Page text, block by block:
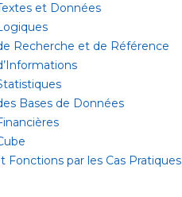
et Données
Recherche et de Référence
Bases de Données
Fonctions par les Cas Pratiques